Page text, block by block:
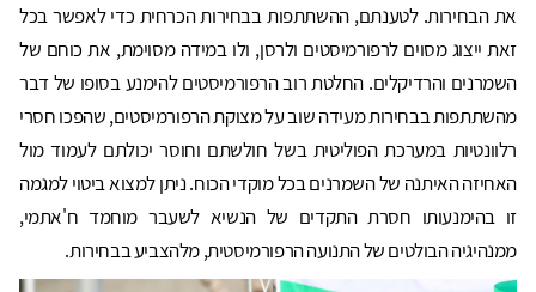
את הבחירות. לטענתם, ההשתתפות בבחירות הכרחית כדי לאפשר בכל
זאת ייצוג מסוים לרפורמיסטים ולרסן, ולו במידה מסוימת, את כוחם של
השמרנים והרדיקלים. החלטת רוב הרפורמיסטים להימנע בסופו של דבר
מהשתתפות בבחירות מעידה שוב על מצוקת הרפורמיסטים, שהפכו חסרי
רלוונטיות במערכת הפוליטית בשל חולשתם וחוסר יכולתם לעמוד מול
האחיזה האיתנה של השמרנים בכל מוקדי הכוח. ניתן למצוא ביטוי למגמה
זו בהימנעותו חסרת התקדים של הנשיא לשעבר מוחמד ח'אתמי,
ממנהיגיה הבולטים של התנועה הרפורמיסטית, מלהצביע בבחירות.